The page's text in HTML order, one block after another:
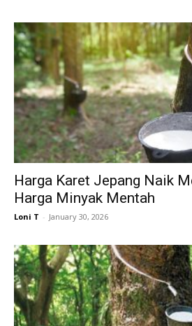
Harga Karet Jepang Naik
Harga Minyak Mentah
Loni T - January 30, 2026